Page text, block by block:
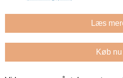
Læs
Køb